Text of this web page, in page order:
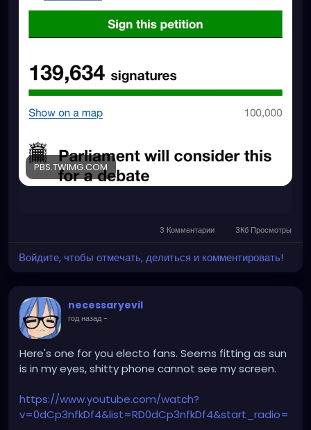
PBS.TWIMG.COM
3 Комментарии 3Кб Просмотры
Войдите, чтобы отмечать, делиться и комментировать!
necessaryevil
год назад-
Here's one for you electo fans. Seems fitting as sun
is in my eyes, shitty phone cannot see my screen.
https://www.youtube.com/watch?
v=0dCp3nfkDf4&list=RD0dCp3nfkDf4&start_radio=